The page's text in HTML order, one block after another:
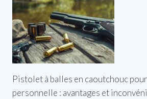
Pistolet à balles en caoutchouc
personnelle : avantages et